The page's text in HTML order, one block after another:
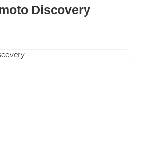
Discovery